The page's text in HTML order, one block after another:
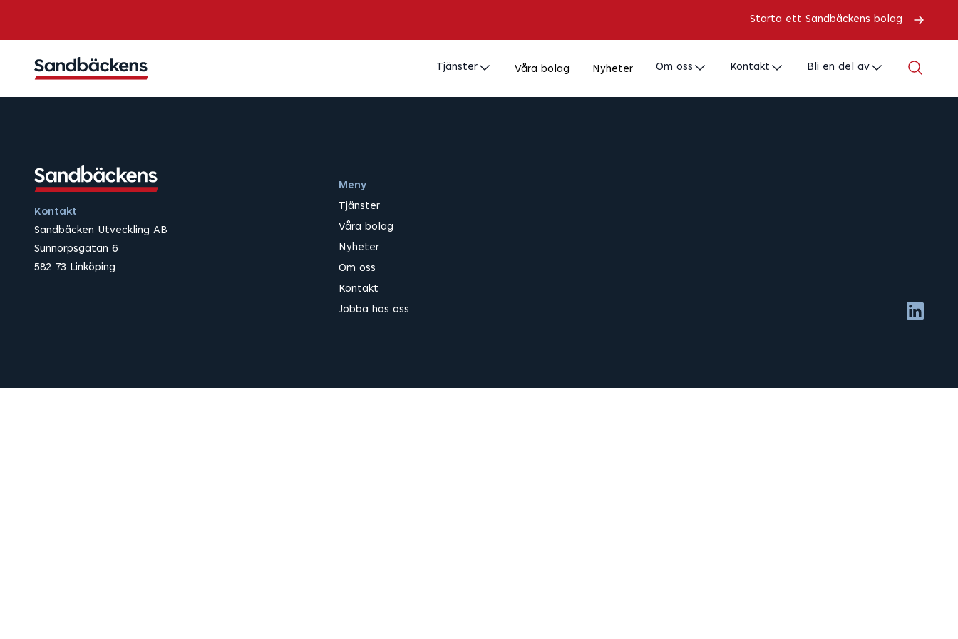
Starta ett Sandbäckens bolag
Tjänster Våra bolag Nyheter Om oss Kontakt Bli en del av
Kontakt
Sandbäcken Utveckling AB
Sunnorpsgatan 6
582 73 Linköping
Meny
Tjänster
Våra bolag
Nyheter
Om oss
Kontakt
Jobba hos oss